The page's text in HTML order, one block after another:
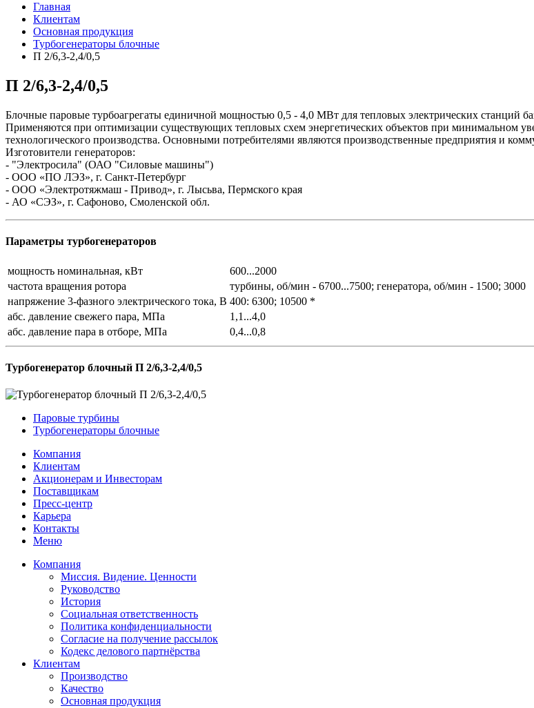
Главная
Клиентам
Основная продукция
Турбогенераторы блочные
П 2/6,3-2,4/0,5
П 2/6,3-2,4/0,5
Блочные паровые турбоагрегаты единичной мощностью 0,5 - 4,0 МВт для тепловых электрических станций
Применяются при оптимизации существующих тепловых схем энергетических объектов при минимальном
технологического производства. Основными потребителями являются производственные предприятия и
Изготовители генераторов:
- "Электросила" (ОАО "Силовые машины")
- ООО «ПО ЛЭЗ», г. Санкт-Петербург
- ООО «Электротяжмаш - Привод», г. Лысьва, Пермского края
- АО «СЭЗ», г. Сафоново, Смоленской обл.
Параметры турбогенераторов
мощность номинальная, кВт
600...2000
частота вращения ротора
турбины, об/мин - 6700...7500; генератора, об/мин - 1500; 3000
напряжение 3-фазного электрического тока, В 400: 6300; 10500 *
абс. давление свежего пара, МПа
1,1...4,0
абс. давление пара в отборе, МПа
0,4...0,8
Турбогенератор блочный П 2/6,3-2,4/0,5
Паровые турбины
Турбогенераторы блочные
Компания
Клиентам
Акционерам и Инвесторам
Поставщикам
Пресс-центр
Карьера
Контакты
Меню
Компания
Миссия. Видение. Ценности
Руководство
История
Социальная ответственность
Политика конфиденциальности
Согласие на получение рассылок
Кодекс делового партнёрства
Клиентам
Производство
Качество
Основная продукция